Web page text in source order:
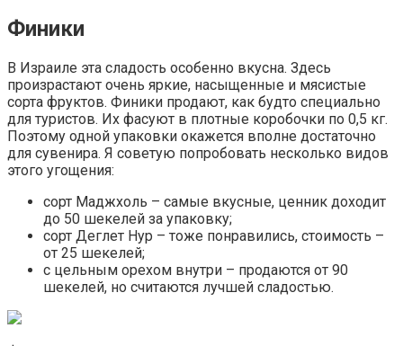
Финики
В Израиле эта сладость особенно вкусна. Здесь
произрастают очень яркие, насыщенные и мясистые
сорта фруктов. Финики продают, как будто специально
для туристов. Их фасуют в плотные коробочки по 0,5 кг.
Поэтому одной упаковки окажется вполне достаточно
для сувенира. Я советую попробовать несколько видов
этого угощения:
сорт Маджхоль – самые вкусные, ценник доходит
до 50 шекелей за упаковку;
сорт Деглет Нур – тоже понравились, стоимость –
от 25 шекелей;
с цельным орехом внутри – продаются от 90
шекелей, но считаются лучшей сладостью.